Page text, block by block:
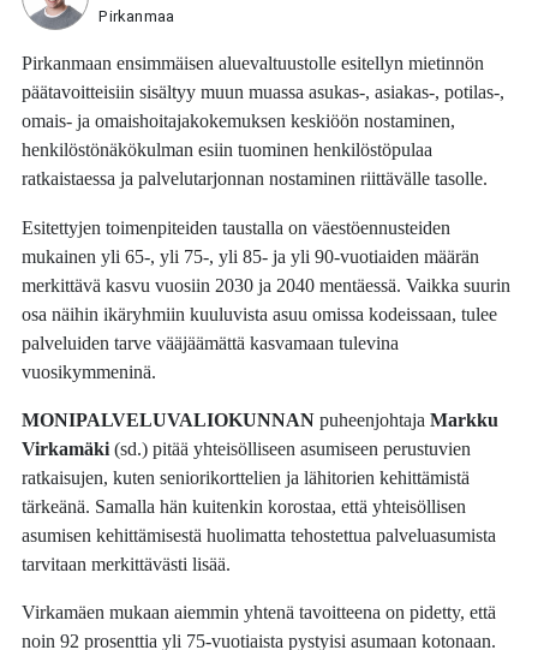
Pirkanmaa
Pirkanmaan ensimmäisen aluevaltuustolle esitellyn mietinnön
päätavoitteisiin sisältyy muun muassa asukas-, asiakas-, potilas-,
omais- ja omaishoitajakokemuksen keskiöön nostaminen,
henkilöstönäkökulman esiin tuominen henkilöstöpulaa
ratkaistaessa ja palvelutarjonnan nostaminen riittävälle tasolle.
Esitettyjen toimenpiteiden taustalla on väestöennusteiden
mukainen yli 65-, yli 75-, yli 85- ja yli 90-vuotiaiden määrän
merkittävä kasvu vuosiin 2030 ja 2040 mentäessä. Vaikka suurin
osa näihin ikäryhmiin kuuluvista asuu omissa kodeissaan, tulee
palveluiden tarve vääjäämättä kasvamaan tulevina
vuosikymmeninä.
MONIPALVELUVALIOKUNNANpuheenjohtajaMarkku
Virkamäki(sd.) pitää yhteisölliseen asumiseen perustuvien
ratkaisujen, kuten seniorikorttelien ja lähitorien kehittämistä
tärkeänä. Samalla hän kuitenkin korostaa, että yhteisöllisen
asumisen kehittämisestä huolimatta tehostettua palveluasumista
tarvitaan merkittävästi lisää.
Virkamäen mukaan aiemmin yhtenä tavoitteena on pidetty, että
noin 92 prosenttia yli 75-vuotiaista pystyisi asumaan kotonaan.